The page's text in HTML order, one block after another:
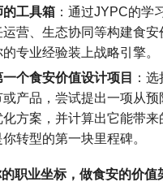
的工具箱 ：通过JYPC的学
营、生态协同等构建食安
专业经验装上战略引擎。
个食安价值设计项目
：
产品，尝试提出一项从预
方案，并计算出它能带来
转型的第一块里程碑。
职业坐标，做食安的价值